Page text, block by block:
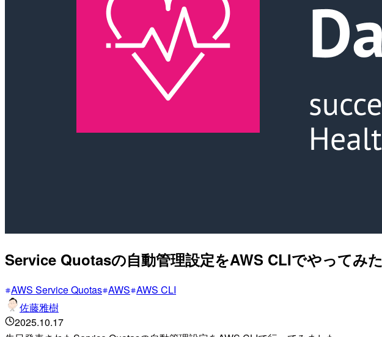
Service Quotasの自動管理設定をAWS CLIでやってみた
AWS Service Quotas AWS AWS CLI
佐藤雅樹
2025.10.17